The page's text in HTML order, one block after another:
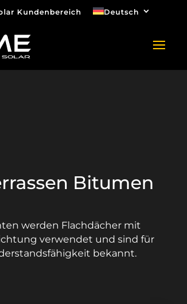
Kundenbereich Deutsch
Bitumen
werden Flachdächer mit
verwendet und sind für
bekannt.